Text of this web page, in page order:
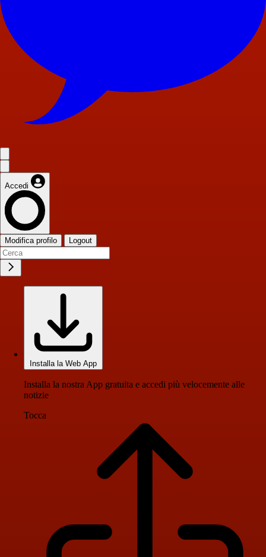
Accedi
Modifica profilo Logout
Installa la Web App
Installa la nostra App gratuita e accedi più velocemente alle
notizie
Tocca